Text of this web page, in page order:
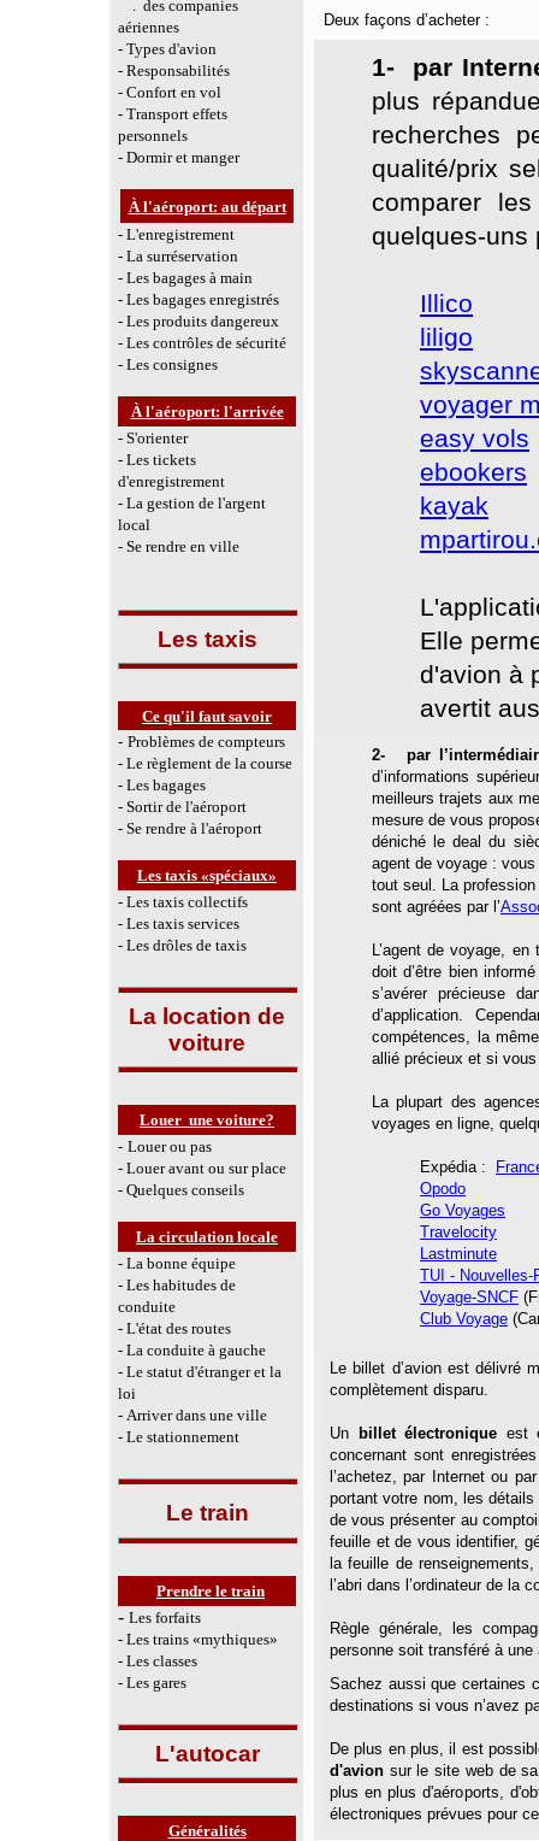
. des companies
aériennes
- Types d'avion
- Responsabilités
- Confort en vol
- Transport effets
personnels
- Dormir et manger
À l'aéroport: au départ
- L'enregistrement
- La surréservation
- Les bagages à main
- Les bagages enregistrés
- Les produits dangereux
- Les contrôles de sécurité
- Les consignes
À l'aéroport: l'arrivée
- S'orienter
- Les tickets
d'enregistrement
- La gestion de l'argent
local
- Se rendre en ville
Les taxis
Ce qu'il faut savoir
- Problèmes de compteurs
- Le règlement de la course
- Les bagages
- Sortir de l'aéroport
- Se rendre à l'aéroport
Les taxis «spéciaux»
- Les taxis collectifs
- Les taxis services
- Les drôles de taxis
La location de
voiture
Louer une voiture?
- Louer ou pas
- Louer avant ou sur place
- Quelques conseils
La circulation locale
- La bonne équipe
- Les habitudes de
conduite
- L'état des routes
- La conduite à gauche
- Le statut d'étranger et la
loi
- Arriver dans une ville
- Le stationnement
Le train
Prendre le train
- Les forfaits
- Les trains «mythiques»
- Les classes
- Les gares
L'autocar
Généralités
Deux façons d’acheter :
1- par
plus
recherches
qualité/prix
comparer
quelques-uns
Illico
liligo
voyager
easy vols
ebookers
kayak
m
Elle
d'avion à
avertit
2- par
d’informations
meilleurs trajets aux
mesure de vous
déniché le deal du
agent de voyage :
tout seul. La
sont agréées par l’
L’agent de voyage,
doit d’être bien
s’avérer précieuse
d’application.
compétences, la
allié précieux et si
La plupart des
voyages en ligne,
Expédia :
Opodo
Go Voyages
Travelocity
Lastminute
TUI - Nouvelles-
Voyage-SNCF
Club Voyage
Le billet d’avion est délivré
complètement disparu.
Un billet électronique est
concernant sont
l’achetez, par Internet ou
portant votre nom, les
de vous présenter au
feuille et de vous identifier,
la feuille de
l’abri dans l’ordinateur de la
Règle générale, les
personne soit transféré à une
Sachez aussi que certaines
destinations si vous n’avez
De plus en plus, il est
d'avion sur le site web de
plus en plus d'aéroports,
électroniques prévues pour